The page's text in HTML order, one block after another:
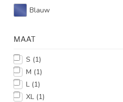
Blauw
MAAT
S (1)
M (1)
L (1)
XL (1)